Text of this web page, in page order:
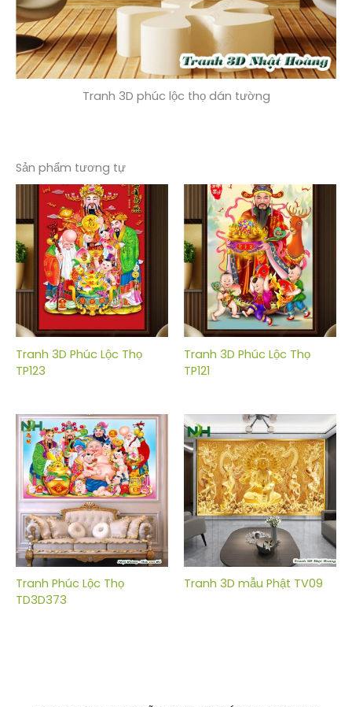
Tranh 3D phúc lộc thọ dán tường
Sản phẩm tương tự
Tranh 3D Phúc Lộc Thọ
TP123
Tranh 3D Phúc Lộc Thọ
TP121
Tranh Phúc Lộc Thọ
TD3D373
Tranh 3D mẫu Phật TV09